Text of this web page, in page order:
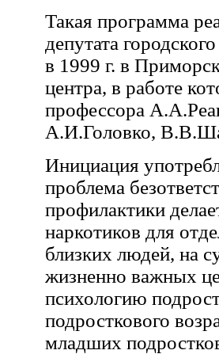
Такая программа
депутата
в 1999 г. в
центра, в работе
профессора
А.И.Головко,
Инициация
проблема
профилактики
наркотиков для
близких людей, на
жизненно важных
психологию
подросткового
младших